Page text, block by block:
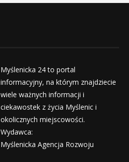
Myślenicka 24 to portal
informacyjny, na którym znajdziecie
wiele ważnych informacji i
ciekawostek z życia Myślenic i
okolicznych miejscowości.
Wydawca:
Myślenicka Agencja Rozwoju